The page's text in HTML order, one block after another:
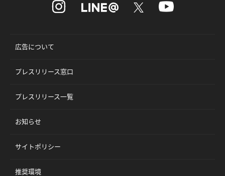
広告について
プレスリリース窓口
プレスリリース一覧
お知らせ
サイトポリシー
推奨環境